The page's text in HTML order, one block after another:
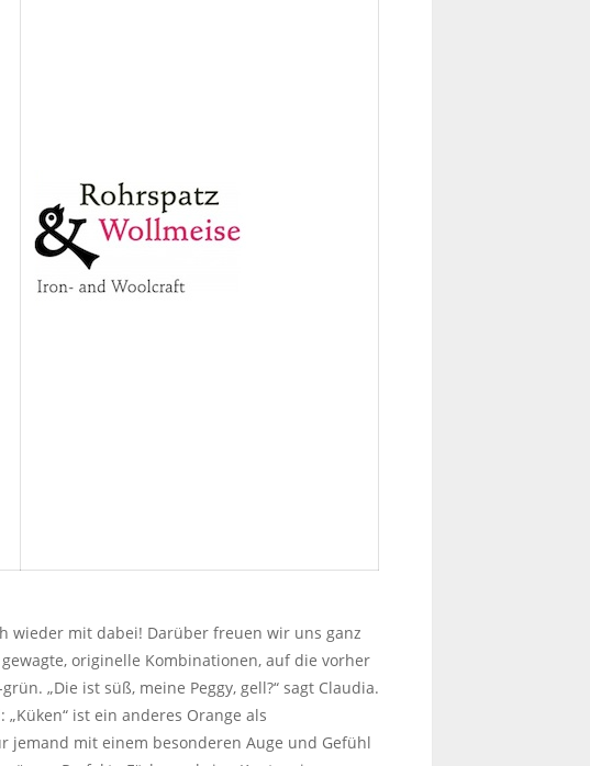
wieder mit dabei! Darüber freuen wir uns ganz
originelle Kombinationen, auf die vorher
„Die ist süß, meine Peggy, gell?“ sagt Claudia.
ist ein anderes Orange als
jemand mit einem besonderen Auge und Gefühl